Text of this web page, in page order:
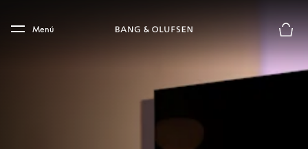
Skip to main footer
Menú
El